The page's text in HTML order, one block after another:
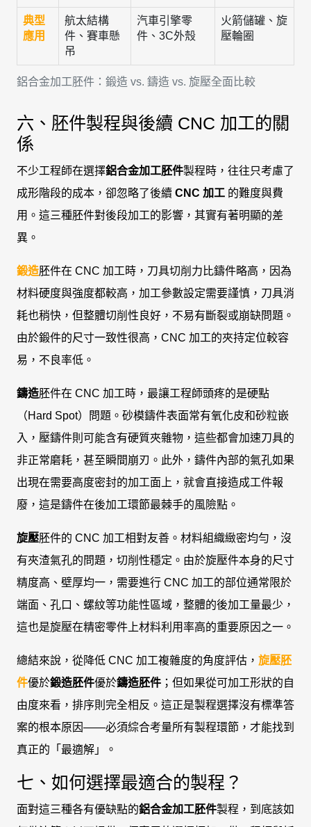
鋁合金加工胚件：鍛造 vs. 鑄造 vs. 旋壓全面比較
典型
應用
航太結構
件、賽車懸
吊
汽車引擎零
件、3C外殼
火箭儲罐、旋
壓輪圈
六、胚件製程與後續 CNC 加工的關
係
不少工程師在選擇鋁合金加工胚件製程時，往往只考慮了
成形階段的成本，卻忽略了後續 CNC 加工 的難度與費
用。這三種胚件對後段加工的影響，其實有著明顯的差
異。
鍛造胚件在 CNC 加工時，刀具切削力比鑄件略高，因為
材料硬度與強度都較高，加工參數設定需要謹慎，刀具消
耗也稍快，但整體切削性良好，不易有斷裂或崩缺問題。
由於鍛件的尺寸一致性很高，CNC 加工的夾持定位較容
易，不良率低。
鑄造胚件在 CNC 加工時，最讓工程師頭疼的是硬點
（Hard Spot）問題。砂模鑄件表面常有氧化皮和砂粒嵌
入，壓鑄件則可能含有硬質夾雜物，這些都會加速刀具的
非正常磨耗，甚至瞬間崩刃。此外，鑄件內部的氣孔如果
出現在需要高度密封的加工面上，就會直接造成工件報
廢，這是鑄件在後加工環節最棘手的風險點。
旋壓胚件的 CNC 加工相對友善。材料組織緻密均勻，沒
有夾渣氣孔的問題，切削性穩定。由於旋壓件本身的尺寸
精度高、壁厚均一，需要進行 CNC 加工的部位通常限於
端面、孔口、螺紋等功能性區域，整體的後加工量最少，
這也是旋壓在精密零件上材料利用率高的重要原因之一。
總結來說，從降低 CNC 加工複雜度的角度評估， 旋壓胚
件優於鍛造胚件優於鑄造胚件 ；但如果從可加工形狀的自
由度來看，排序則完全相反。這正是製程選擇沒有標準答
案的根本原因——必須綜合考量所有製程環節，才能找到
真正的「最適解」。
七、如何選擇最適合的製程？
面對這三種各有優缺點的鋁合金加工胚件製程，到底該如